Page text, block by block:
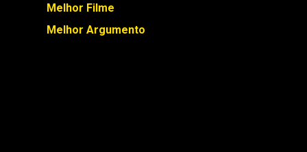
Melhor Filme
Melhor Argumento